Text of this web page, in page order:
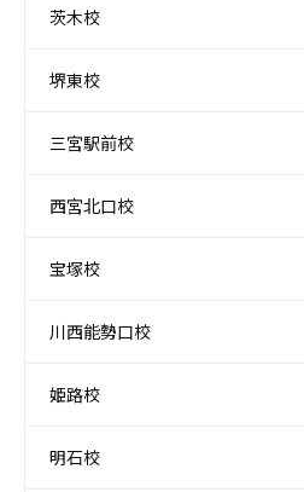
茨木校
堺東校
三宮駅前校
西宮北口校
宝塚校
川西能勢口校
姫路校
明石校